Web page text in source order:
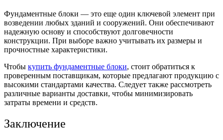
Фундаментные блоки — это еще один ключевой элемент при
возведении любых зданий и сооружений. Они обеспечивают
надежную основу и способствуют долговечности
конструкции. При выборе важно учитывать их размеры и
прочностные характеристики.
Чтобы купить фундаментные блоки, стоит обратиться к
проверенным поставщикам, которые предлагают продукцию с
высокими стандартами качества. Следует также рассмотреть
различные варианты доставки, чтобы минимизировать
затраты времени и средств.
Заключение